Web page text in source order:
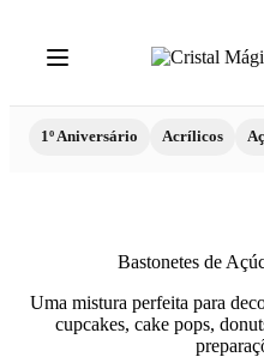
1º Aniversário Acrílicos
Bastonetes de
Uma mistura perfeita para
cupcakes, cake pops,